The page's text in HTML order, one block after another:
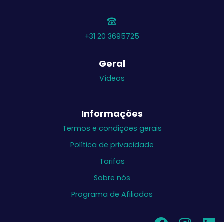
+31 20 3695725
Geral
Vídeos
Informações
Termos e condições gerais
Política de privacidade
Tarifas
Sobre nós
Programa de Afiliados